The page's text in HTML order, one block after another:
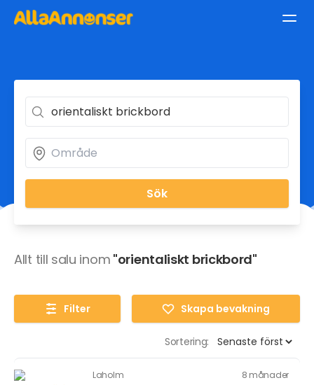
Sök
Allt till salu inom "orientaliskt brickbord"
Filter Skapa bevakning
Sortering:
Laholm 8 månader